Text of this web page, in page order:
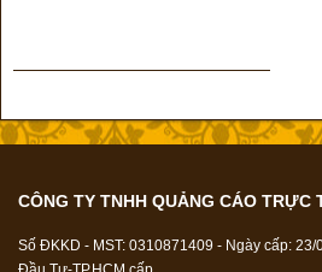
CÔNG TY TNHH QUẢNG CÁO TRỰC
Số ĐKKD - MST: 0310871409 - Ngày cấp: